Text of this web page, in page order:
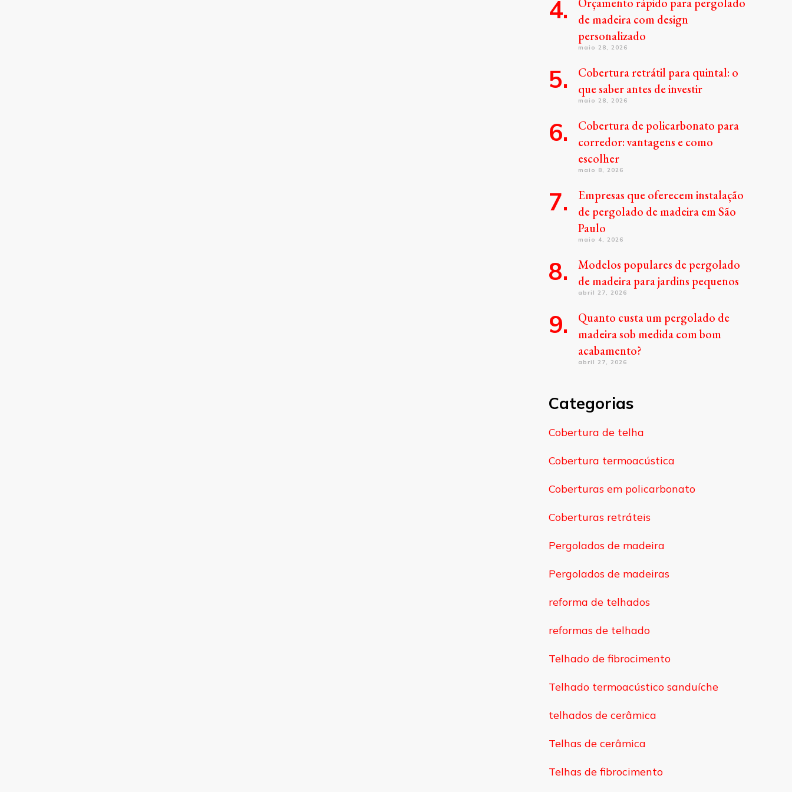
de madeira com design
personalizado
maio 28, 2026
Cobertura retrátil para quintal: o
que saber antes de investir
maio 28, 2026
Cobertura de policarbonato para
corredor: vantagens e como
escolher
maio 8, 2026
Empresas que oferecem instalação
de pergolado de madeira em São
Paulo
maio 4, 2026
Modelos populares de pergolado
de madeira para jardins pequenos
abril 27, 2026
Quanto custa um pergolado de
madeira sob medida com bom
acabamento?
abril 27, 2026
Categorias
Cobertura de telha
Cobertura termoacústica
Coberturas em policarbonato
Coberturas retráteis
Pergolados de madeira
Pergolados de madeiras
reforma de telhados
reformas de telhado
Telhado de fibrocimento
Telhado termoacústico sanduíche
telhados de cerâmica
Telhas de cerâmica
Telhas de fibrocimento